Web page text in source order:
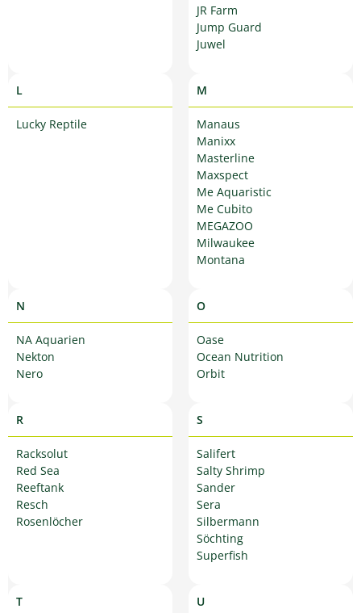
JR Farm
Jump Guard
Juwel
L
Lucky Reptile
M
Manaus
Manixx
Masterline
Maxspect
Me Aquaristic
Me Cubito
MEGAZOO
Milwaukee
Montana
N
NA Aquarien
Nekton
Nero
O
Oase
Ocean Nutrition
Orbit
R
Racksolut
Red Sea
Reeftank
Resch
Rosenlöcher
S
Salifert
Salty Shrimp
Sander
Sera
Silbermann
Söchting
Superfish
T U